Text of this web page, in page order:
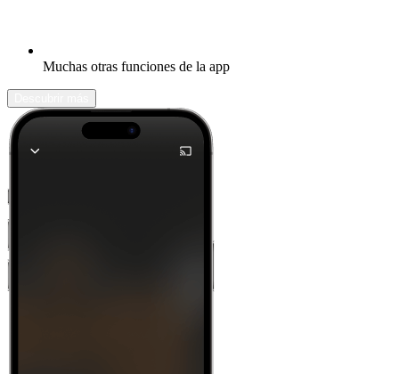
Muchas otras funciones de la app